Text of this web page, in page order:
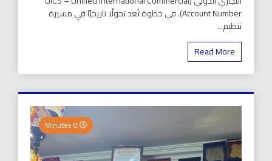
Account Number). في خطوة تُعد تحولًا تاريخيًا في مسيرة
تنظيم...
Read More